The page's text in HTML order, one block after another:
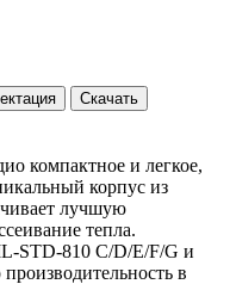
Скачать
компактное и легкое,
корпус из
лучшую
тепла.
STD-810 C/D/E/F/G и
в